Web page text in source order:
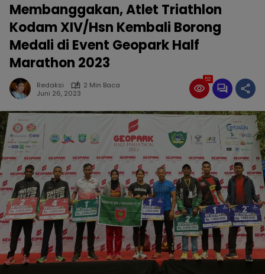
Membanggakan, Atlet Triathlon
Kodam XIV/Hsn Kembali Borong
Medali di Event Geopark Half
Marathon 2023
Redaksi
2 Min Baca
Juni 26, 2023
52